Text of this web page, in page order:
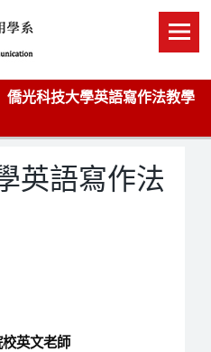
僑光科技大學英語寫作法教學
英語寫作法
英文老師